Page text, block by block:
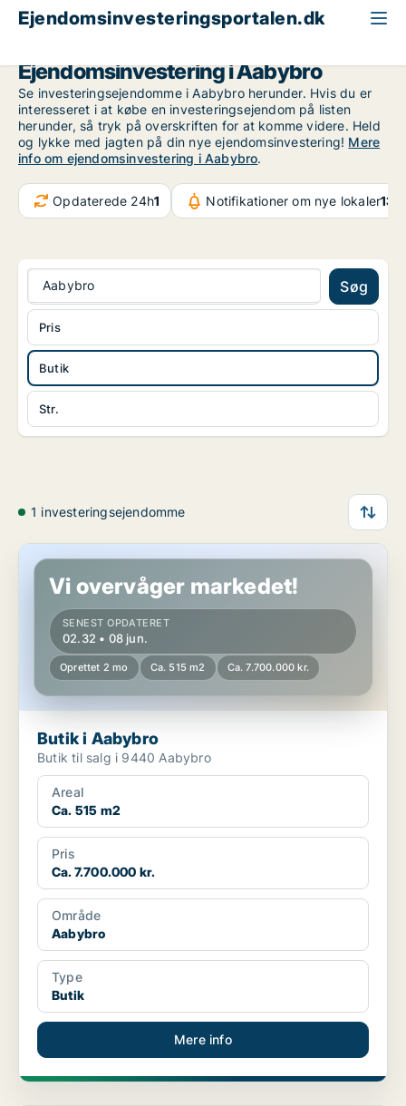
Ejendomsinvesteringsportalen.dk
Ejendomsinvestering i Aabybro
Se investeringsejendomme i Aabybro herunder. Hvis du er
interesseret i at købe en investeringsejendom på listen
herunder, så tryk på overskriften for at komme videre. Held
og lykke med jagten på din nye ejendomsinvestering! Mere
info om ejendomsinvestering i Aabybro.
Opdaterede 24h1 Notifikationer om nye lokaler132
Aabybro Søg
Butik
Str.
Pris
1 investeringsejendomme
Butik i Aabybro
Vi overvåger markedet!
SENEST OPDATERET
02.32 • 08 jun.
Oprettet 2 mo Ca. 515 m2 Ca. 7.700.000 kr.
Butik i Aabybro
Butik til salg i 9440 Aabybro
Areal
Ca. 515 m2
Pris
Ca. 7.700.000 kr.
Område
Aabybro
Type
Butik
Mere info